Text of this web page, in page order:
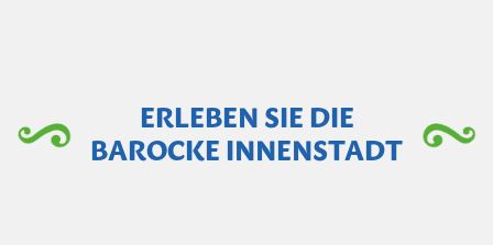
ERLEBEN SIE DIE
BAROCKE INNENSTADT